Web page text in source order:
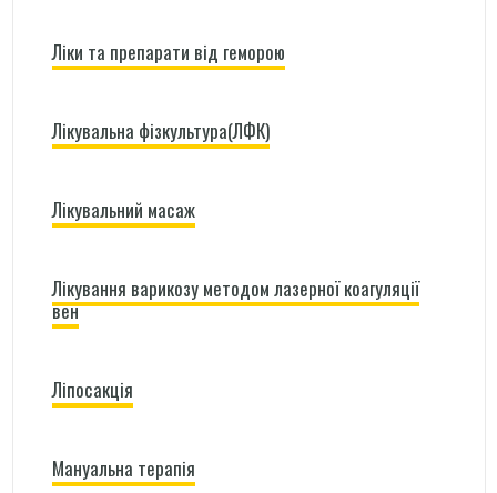
Ліки та препарати від геморою
Лікувальна фізкультура(ЛФК)
Лікувальний масаж
Лікування варикозу методом лазерної коагуляції
вен
Ліпосакція
Мануальна терапія